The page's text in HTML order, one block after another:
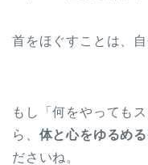
首をほぐすことは、
もし「何をやっても
ら、 体と心をゆるめ
ださいね。